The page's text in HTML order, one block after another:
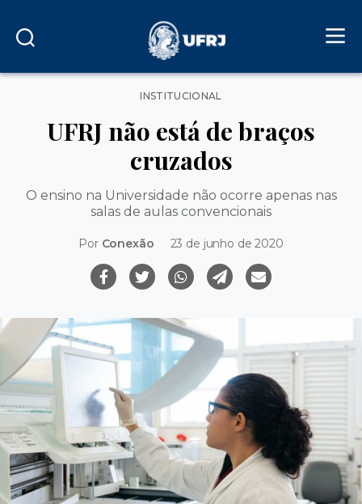
Categorias
INSTITUCIONAL
UFRJ não está de braços
cruzados
O ensino na Universidade não ocorre apenas nas
salas de aulas convencionais
Por Conexão 23 de junho de 2020